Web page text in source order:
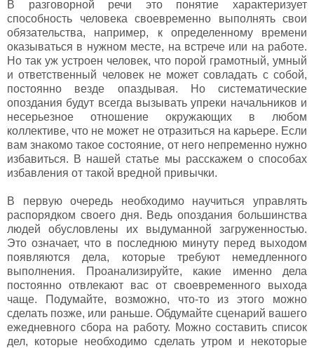
В разговорной речи это понятие характеризует
способность человека своевременно выполнять свои
обязательства, например, к определенному времени
оказываться в нужном месте, на встрече или на работе.
Но так уж устроен человек, что порой грамотный, умный
и ответственный человек не может совладать с собой,
постоянно везде опаздывая. Но систематические
опоздания будут всегда вызывать упреки начальников и
несерьезное отношение окружающих в любом
коллективе, что не может не отразиться на карьере. Если
вам знакомо такое состояние, от него непременно нужно
избавиться. В нашей статье мы расскажем о способах
избавления от такой вредной привычки.
В первую очередь необходимо научиться управлять
распорядком своего дня. Ведь опоздания большинства
людей обусловлены их выдуманной загруженностью.
Это означает, что в последнюю минуту перед выходом
появляются дела, которые требуют немедленного
выполнения. Проанализируйте, какие именно дела
постоянно отвлекают вас от своевременного выхода
чаще. Подумайте, возможно, что-то из этого можно
сделать позже, или раньше. Обдумайте сценарий вашего
ежедневного сбора на работу. Можно составить список
дел, которые необходимо сделать утром и некоторые